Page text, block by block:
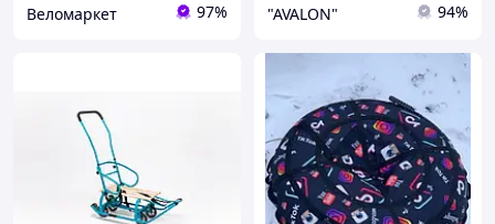
Веломаркет 97% "AVALON" 94%